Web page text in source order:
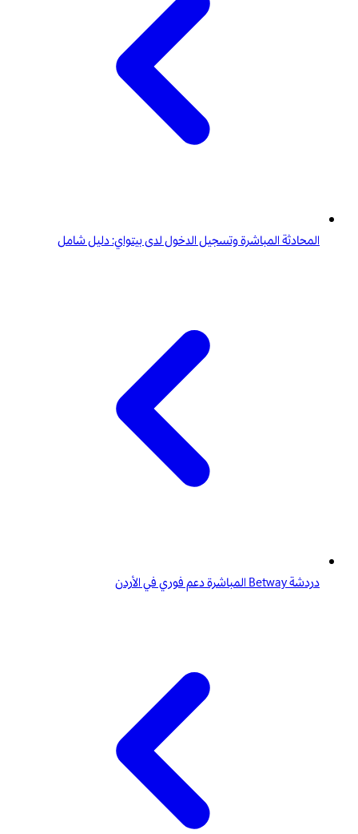
المحادثة المباشرة وتسجيل الدخول لدى بيتواي: دليل شامل
دردشة Betway المباشرة دعم فوري في الأردن